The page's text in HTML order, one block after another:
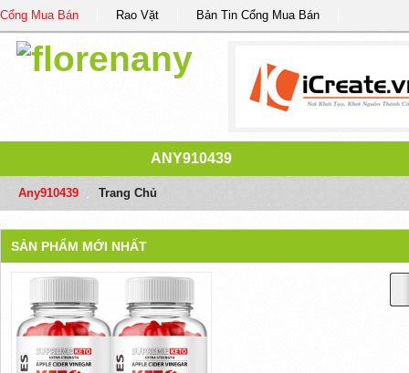
Cổng Mua Bán Rao Vặt Bản Tin Cổng Mua Bán
ANY910439
Any910439 Trang Chủ
SẢN PHẨM MỚI NHẤT